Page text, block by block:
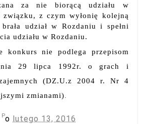
za nie biorącą udziału w
związku, z czym wyłonię kolejną
udział w Rozdaniu i spełni
udziału w Rozdaniu.
konkurs nie podlega przepisom
29 lipca 1992r. o grach i
(DZ.U.z 2004 r. Nr 4
zmianami)
o lutego 13, 2016